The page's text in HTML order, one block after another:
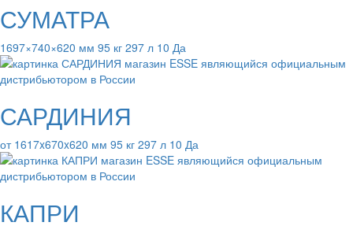
СУМАТРА
1697×740×620 мм 95 кг 297 л 10 Да
САРДИНИЯ
от 1617x670x620 мм 95 кг 297 л 10 Да
КАПРИ